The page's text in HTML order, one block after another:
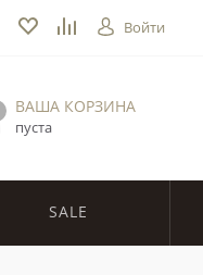
Войти
ВАША КОРЗИНА
пуста
SALE